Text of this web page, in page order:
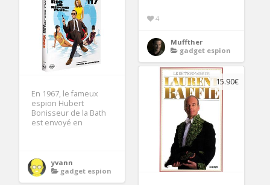
4
Muffther
gadget espion
En 1967, le fameux
espion Hubert
Bonisseur de la Bath
est envoyé en
yvann
gadget espion
15.90€